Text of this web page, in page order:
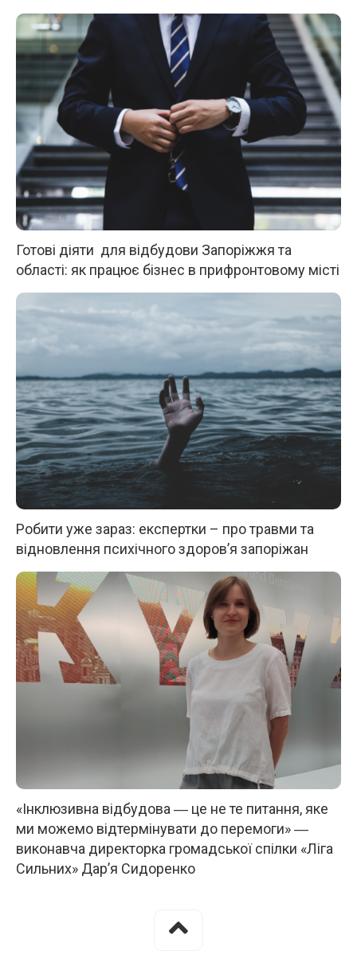
Готові діяти для відбудови Запоріжжя та
області: як працює бізнес в прифронтовому місті
Робити уже зараз: експертки – про травми та
відновлення психічного здоров’я запоріжан
«Інклюзивна відбудова ― це не те питання, яке
ми можемо відтермінувати до перемоги» ―
виконавча директорка громадської спілки «Ліга
Сильних» Дар’я Сидоренко